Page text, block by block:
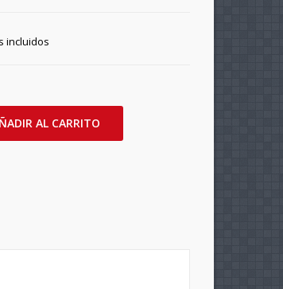
incluidos
AL CARRITO